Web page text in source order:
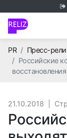
PRГлавная
Пресс-
Российские
21.10.2018